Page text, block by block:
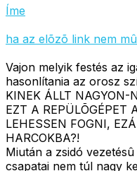
Íme
ha az elõzõ link nem
Vajon melyik festés az
hasonlítania az orosz
KINEK ÁLLT NAGYON-
EZT A REPÜLÕGÉPET
LEHESSEN FOGNI,
HARCOKBA?!
Miután a zsidó
csapatai nem túl nagy